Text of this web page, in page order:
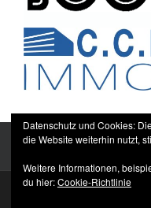
Datenschutz und Cookies:
die Website weiterhin nutzt,
Weitere Informationen,
du hier:Cookie-Richtlinie